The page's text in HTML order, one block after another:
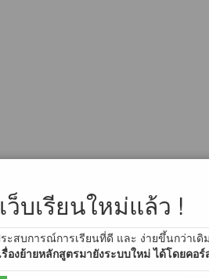
ว็บเรียนใหม่แล้ว !
ะสบการณ์การเรียนที่ดี และ ง่ายขึ้นกว่าเดิม
ย้ายหลักสูตรมายังระบบใหม่ ได้โดยคอร์